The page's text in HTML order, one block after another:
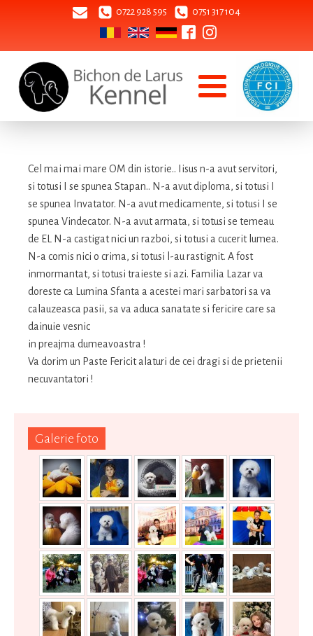
0722 928 595 0751 317 104
Galerie foto
Cel mai mai mare OM din istorie.. Iisus n-a avut servitori,
si totusi I se spunea Stapan.. N-a avut diploma, si totusi I
se spunea Invatator. N-a avut medicamente, si totusi I se
spunea Vindecator. N-a avut armata, si totusi se temeau
de EL N-a castigat nici un razboi, si totusi a cucerit lumea.
N-a comis nici o crima, si totusi l-au rastignit. A fost
inmormantat, si totusi traieste si azi. Familia Lazar va
doreste ca Lumina Sfanta a acestei mari sarbatori sa va
calauzeasca pasii, sa va aduca sanatate si fericire care sa
dainuie vesnic
in preajma dumeavoastra !
Va dorim un Paste Fericit alaturi de cei dragi si de prietenii
necuvantatori !